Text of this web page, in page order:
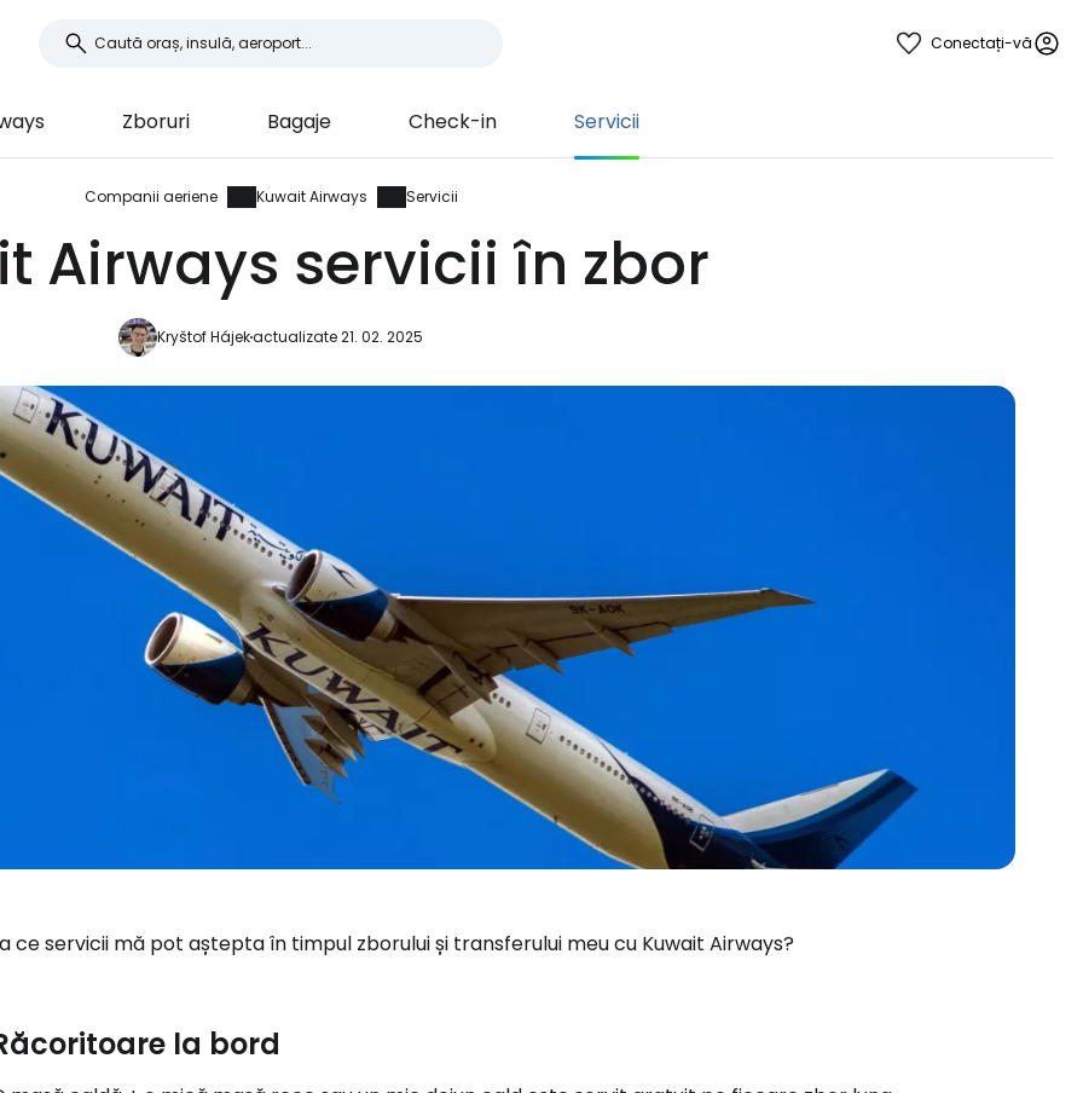
Conectați-vă
Zboruri Bagaje Check-in Servicii
Companii aeriene Kuwait Airways Servicii
Airways servicii în zbor
Kryštof Hájekactualizate 21. 02. 2025
ce servicii mă pot aștepta în timpul zborului și transferului meu cu Kuwait Airways?
la bord